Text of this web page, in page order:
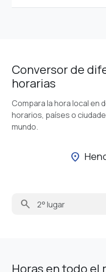
Conversor de
horarias
Compara la hora local en
horarios, países o
mundo.
location_on
search
Horas en todo el